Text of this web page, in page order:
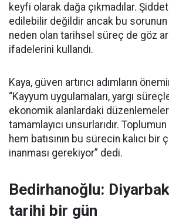
keyfi olarak dağa çıkmadılar.
edilebilir değildir ancak bu sorunun
neden olan tarihsel süreç de göz
ifadelerini kullandı.
Kaya, güven artırıcı adımların
“Kayyum uygulamaları, yargı
ekonomik alanlardaki
tamamlayıcı unsurlarıdır.
hem batısının bu sürecin kalıcı
inanması gerekiyor” dedi.
Bedirhanoğlu:
tarihi bir gün